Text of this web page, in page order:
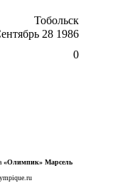
Тобольск
28 1986
0
«Олимпик» Марсель